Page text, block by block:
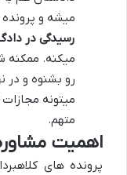
میشه و پرونده
رسیدگی در
میکنه. ممکنه
رو بشنوه و در
میتونه مجازات
متهم.
اهمیت
پرونده های